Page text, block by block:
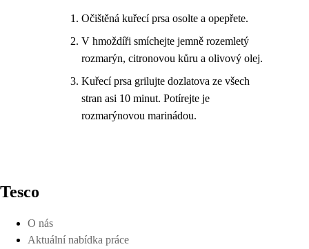
Očištěná kuřecí prsa osolte a opepřete.
V hmoždíři smíchejte jemně rozemletý
rozmarýn, citronovou kůru a olivový olej.
Kuřecí prsa grilujte dozlatova ze všech
stran asi 10 minut. Potírejte je
rozmarýnovou marinádou.
Tesco
O nás
Aktuální nabídka práce